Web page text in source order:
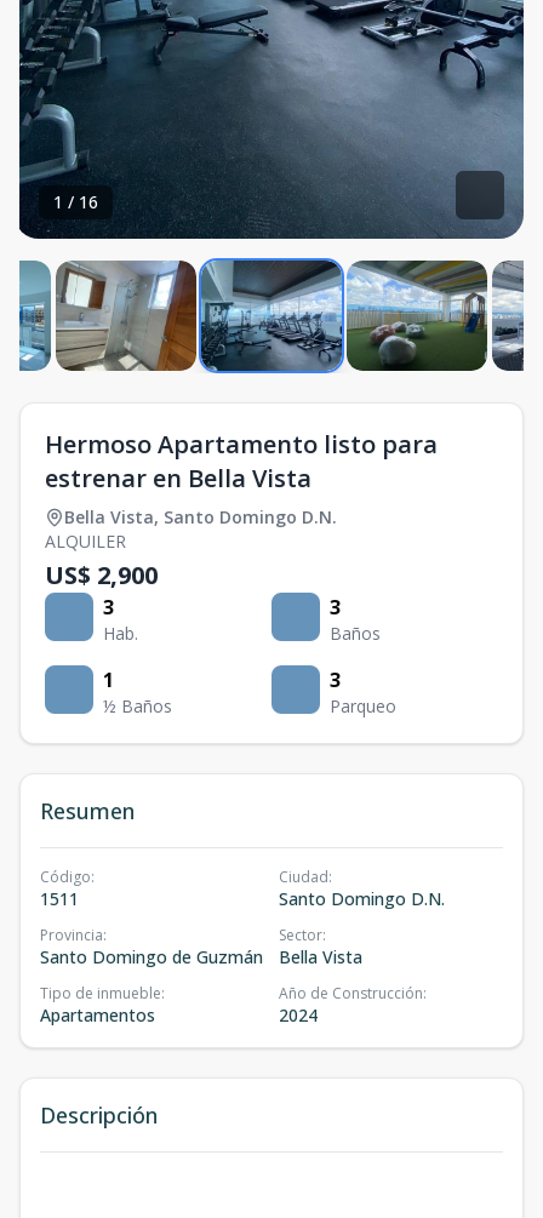
1 / 16
Hermoso Apartamento listo para
estrenar en Bella Vista
Bella Vista, Santo Domingo D.N.
ALQUILER
US$ 2,900
3
Hab.
3
Baños
1
½ Baños
3
Parqueo
Resumen
Código:
1511
Ciudad:
Santo Domingo D.N.
Provincia:
Santo Domingo de Guzmán
Sector:
Bella Vista
Tipo de inmueble:
Apartamentos
Año de Construcción:
2024
Descripción